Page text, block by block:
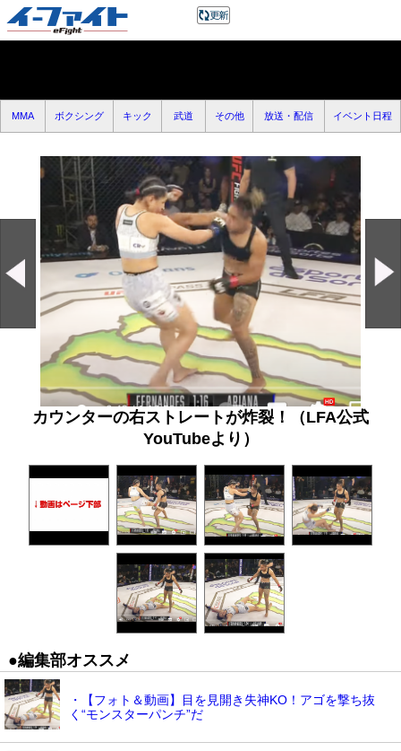
MMA ボクシング キック 武道 その他 放送・配信 イベント日程
カウンターの右ストレートが炸裂！（LFA公式
YouTubeより）
●編集部オススメ
・【フォト＆動画】目を見開き失神KO！アゴを撃ち抜
く“モンスターパンチ”だ